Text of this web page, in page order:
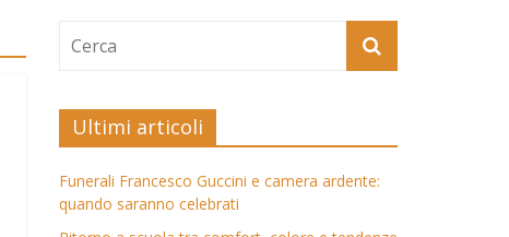
Ultimi articoli
Funerali Francesco Guccini e camera ardente:
quando saranno celebrati